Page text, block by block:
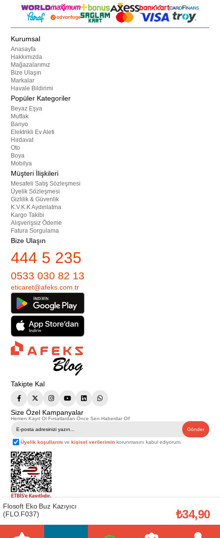
Kurumsal
Anasayfa
Hakkımızda
Mağazalarımız
Bize Ulaşın
Markalar
Havale Bildirimi
Popüler Kategoriler
Beyaz Eşya
Mutfak
Banyo
Elektrikli Ev Aleti
Hırdavat
Oto
Boya
Mobilya
Müşteri İlişkileri
Mesafeli Satış Sözleşmesi
Üyelik Sözleşmesi
Gizlilik & Güvenlik
K.V.K.K Aydınlatma
Kargo Takibi
Alışverişsiz Ödeme
Fatura Sorgulama
Bize Ulaşın
444 5 235
0533 030 82 13
eticaret@afeks.com.tr
Takipte Kal
Size Özel Kampanyalar
Hemen Kayıt Ol Fırsatlardan Önce Sen Haberdar Ol!
Gönder
Üyelik koşullarını vekişisel verilerimin korunmasını kabul ediyorum.
Telif Hakkı © 2026
. Tüm hakları saklıdır.
Bu web sitesindeki tüm ürünler ticari amaçlıdır. Web sitemizde yer alan
görsel ve yazılı içerikler firmamıza ait olup, firmamızın yazılı izni alınmadan
başka yerlerde kullanılamaz. İçeriklerin izin alınmadan kopyalanması ve
Flosoft Eko Buz Kazıyıcı
(FLO.F037)
₺34,90